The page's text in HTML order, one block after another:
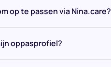
op te passen via Nina.care?
oppasprofiel?